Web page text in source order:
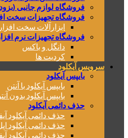
فروشگاه لوازم جانبی
فروشگاه تجهیزات سخت
ابزارآلات سخت افزار
فروشگاه تجهیزات نرم
دانگل و باکس
کردیت ها
سرویس آیکلود
بایپس آیکلود
بایپس آیکلود با آنتن
بایپس آیکلود بدون
حذف دائمی آیکلود
حذف دائمی آیکلود
حذف دائمی آیکلود
حذف دائمی آیکلود